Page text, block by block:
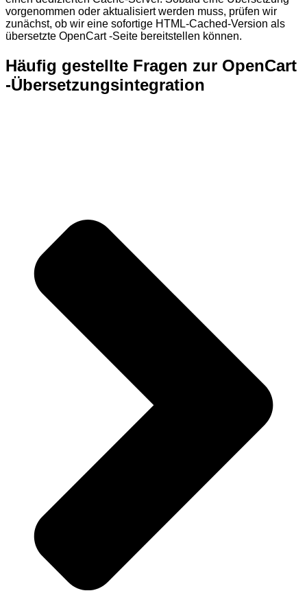
vorgenommen oder aktualisiert werden muss, prüfen wir
zunächst, ob wir eine sofortige HTML-Cached-Version als
übersetzte OpenCart -Seite bereitstellen können.
Häufig gestellte Fragen zur OpenCart
-Übersetzungsintegration